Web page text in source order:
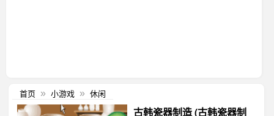
首页 » 小游戏 » 休闲
古韩瓷器制造 (古韩瓷器制